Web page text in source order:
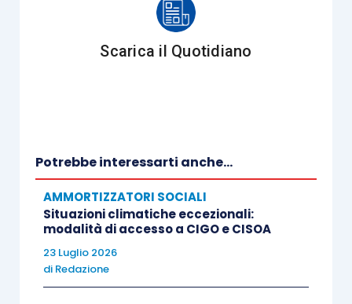
Scarica il Quotidiano
Potrebbe interessarti anche...
AMMORTIZZATORI SOCIALI
Situazioni climatiche eccezionali:
modalità di accesso a CIGO e CISOA
23 Luglio 2026
di Redazione